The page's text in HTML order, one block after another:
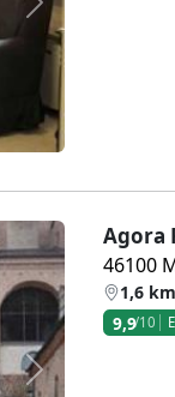
Weiter
Weiter
Agora
46100
1,6 km
9,9/10